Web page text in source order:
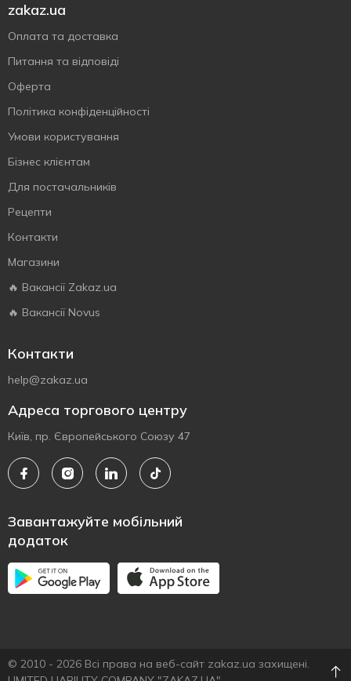
zakaz.ua
Оплата та доставка
Питання та відповіді
Оферта
Політика конфіденційності
Умови користування
Бізнес клієнтам
Для постачальників
Рецепти
Контакти
Магазини
🔥 Вакансії Zakaz.ua
🔥 Вакансії Novus
Контакти
help@zakaz.ua
Адреса торгового центру
Київ, пр. Європейського Союзу 47
Завантажуйте мобільний
додаток
© 2010 - 2026 Всі права на веб-сайт zakaz.ua захищені.